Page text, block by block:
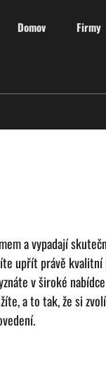
Domov Firmy
a vypadají
upřít právě kvalitní
v široké
a to tak, že si